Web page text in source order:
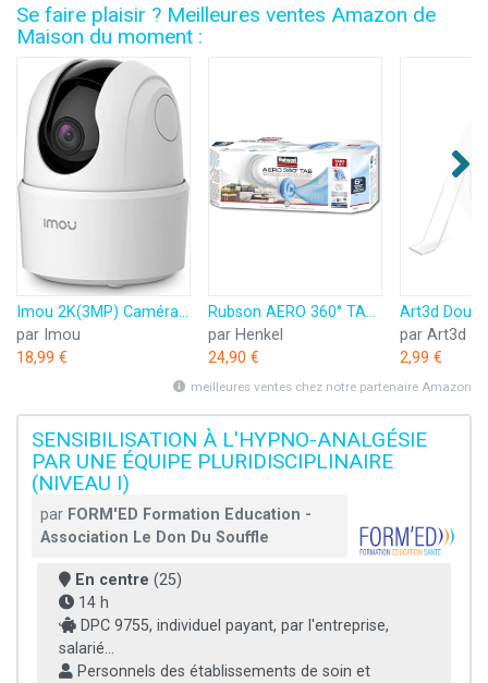
Se faire plaisir ? Meilleures ventes Amazon de
Maison du moment :
Imou 2K(3MP) Caméra Surveillance WiFi Intérieure Caméra 360° Connectée Smartphone avec Détection Humaine AI Suivi Intelligent Sirène Audio Bidirectionnel Compatible Alexa pour Bébé/Animaux
par Imou
18,99 €
Rubson AERO 360° TAB, recharges en tabs neutres pour absorbeur d'humidité, ultra absorbantes et anti odeurs recharges pour déshumidificateurs AERO 360°, 6 x 450 g
par Henkel
24,90 €
par Art3d
2,99 €
meilleures ventes chez notre partenaire Amazon
SENSIBILISATION À L'HYPNO-ANALGÉSIE
PAR UNE ÉQUIPE PLURIDISCIPLINAIRE
(NIVEAU I)
par FORM'ED Formation Education -
Association Le Don Du Souffle
En centre (25)
14 h
DPC 9755, individuel payant, par l'entreprise,
salarié...
Personnels des établissements de soin et